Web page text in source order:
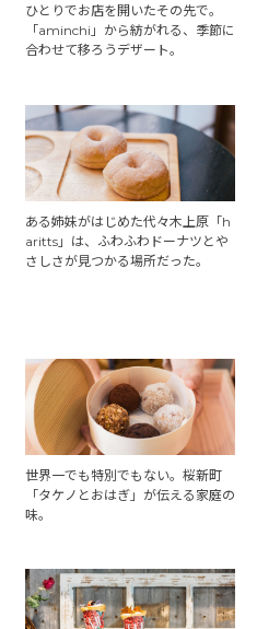
ひとりでお店を開いたその先で。
「aminchi」から紡がれる、季節に
合わせて移ろうデザート。
ある姉妹がはじめた代々木上原「h
aritts」は、ふわふわドーナツとや
さしさが見つかる場所だった。
世界一でも特別でもない。桜新町
「タケノとおはぎ」が伝える家庭の
味。